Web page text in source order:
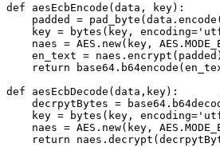
def aesEcbEncode(data, key):
padded =
key = bytes(key,
naes = AES.new(key,
    en_text = naes.encrypt(padded)
return
def aesEcbDecode(data,key):
decrpytBytes =
key = bytes(key,
naes = AES.new(key,
return